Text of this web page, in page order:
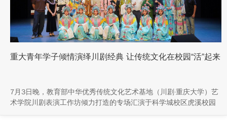
重大青年学子倾情演绎川剧经典 让传统文化在校园“活”起来
7月3日晚，教育部中华优秀传统文化艺术基地（川剧·重庆大学）艺
术学院川剧表演工作坊倾力打造的专场汇演于科学城校区虎溪校园